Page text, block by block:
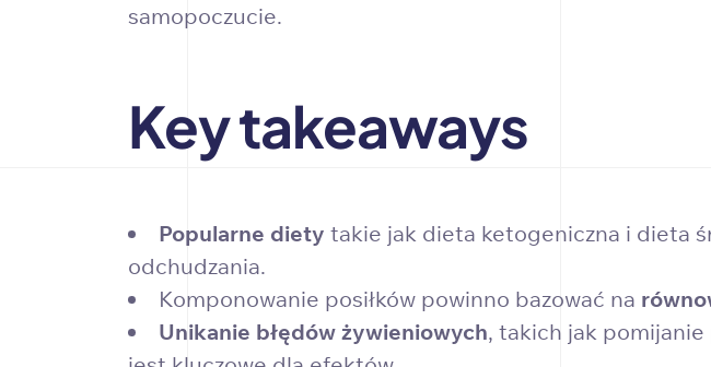
samopoczucie.
Key takeaways
Popularne diety takie jak dieta ketogeniczna i dieta
odchudzania.
Komponowanie posiłków powinno bazować na
Unikanie błędów żywieniowych, takich jak